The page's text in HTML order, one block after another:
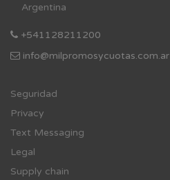
Argentina
+541128211200
info@milpromosycuotas.com.ar
Seguridad
Privacy
Text Messaging
Legal
Supply chain